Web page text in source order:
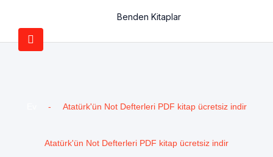
Benden Kitaplar
- Atatürk'ün Not Defterleri PDF kitap ücretsiz indir
Atatürk'ün Not Defterleri PDF kitap ücretsiz indir